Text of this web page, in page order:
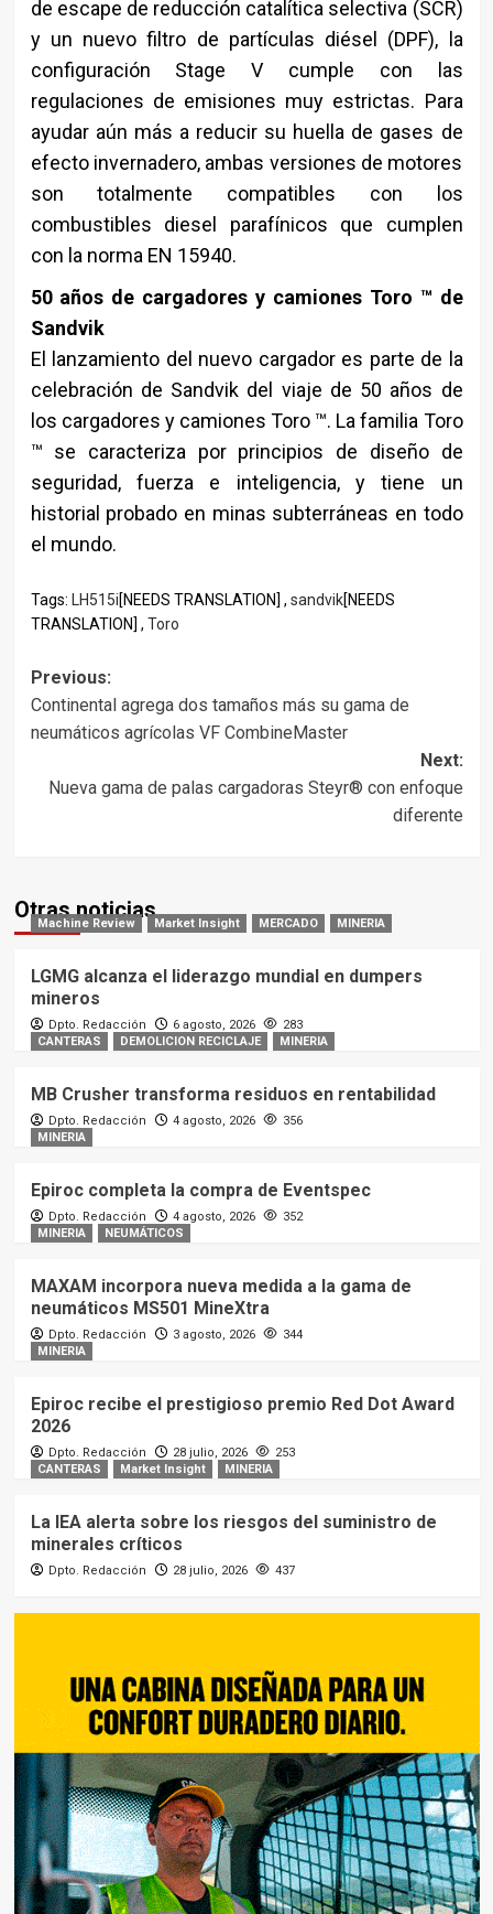
de escape de reducción catalítica selectiva (SCR)
y un nuevo filtro de partículas diésel (DPF), la
configuración Stage V cumple con las
regulaciones de emisiones muy estrictas. Para
ayudar aún más a reducir su huella de gases de
efecto invernadero, ambas versiones de motores
son totalmente compatibles con los
combustibles diesel parafínicos que cumplen
con la norma EN 15940.
50 años de cargadores y camiones Toro ™ de
Sandvik
El lanzamiento del nuevo cargador es parte de la
celebración de Sandvik del viaje de 50 años de
los cargadores y camiones Toro ™. La familia Toro
™ se caracteriza por principios de diseño de
seguridad, fuerza e inteligencia, y tiene un
historial probado en minas subterráneas en todo
el mundo.
Tags: LH515i[NEEDS TRANSLATION] , sandvik[NEEDS
TRANSLATION] , Toro
Post
navigation
Previous:
Continental agrega dos tamaños más su gama de
neumáticos agrícolas VF CombineMaster
Next:
Nueva gama de palas cargadoras Steyr® con enfoque
diferente
Otras noticias
Machine Review Market Insight MERCADO MINERIA
LGMG alcanza el liderazgo mundial en dumpers
mineros
Dpto. Redacción 6 agosto, 2026
283
CANTERAS
DEMOLICION RECICLAJE MINERIA
MB Crusher transforma residuos en rentabilidad
Dpto. Redacción 4 agosto, 2026
356
MINERIA
Epiroc completa la compra de Eventspec
Dpto. Redacción 4 agosto, 2026
352
MINERIA
NEUMÁTICOS
MAXAM incorpora nueva medida a la gama de
neumáticos MS501 MineXtra
Dpto. Redacción 3 agosto, 2026
344
MINERIA
Epiroc recibe el prestigioso premio Red Dot Award
2026
Dpto. Redacción 28 julio, 2026
253
CANTERAS
Market Insight MINERIA
La IEA alerta sobre los riesgos del suministro de
minerales críticos
Dpto. Redacción 28 julio, 2026 437